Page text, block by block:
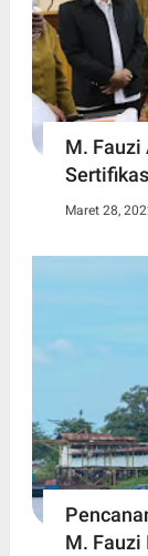
M.
Maret 28,
M. Fauzi